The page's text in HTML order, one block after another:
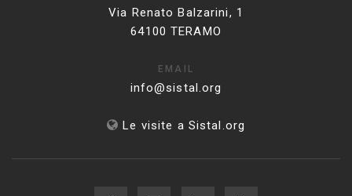
Via Renato Balzarini, 1
64100 TERAMO
EMAIL
info@sistal.org
Le visite a Sistal.org